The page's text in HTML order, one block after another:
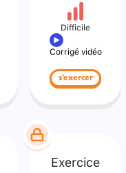
Difficile
Corrigé vidéo
s'exercer
Exercice